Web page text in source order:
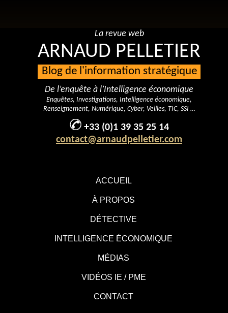
ACCUEIL
À PROPOS
DÉTECTIVE
INTELLIGENCE ÉCONOMIQUE
MÉDIAS
VIDÉOS IE / PME
CONTACT
La revue web
ARNAUD PELLETIER
Blog de l'information stratégique
De l’enquête à l’Intelligence économique
Enquêtes, Investigations, Intelligence économique,
Renseignement, Numérique, Cyber, Veilles, TIC, SSI …
+33 (0)1 39 35 25 14
contact@arnaudpelletier.com